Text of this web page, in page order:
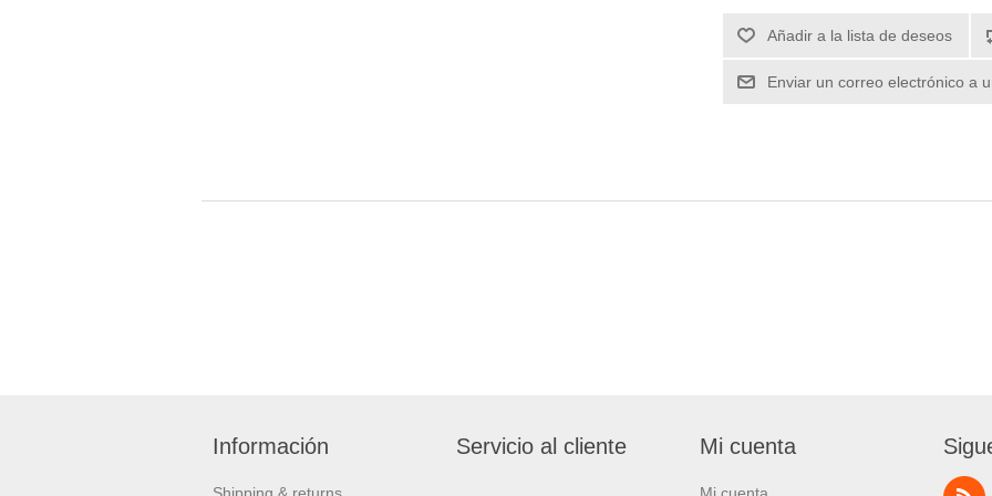
Información Servicio al cliente Mi cuenta